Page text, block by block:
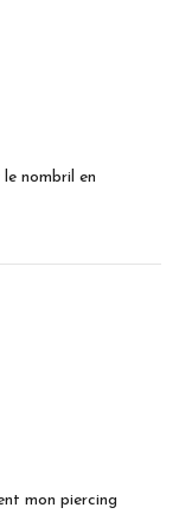
nombril en
mon piercing